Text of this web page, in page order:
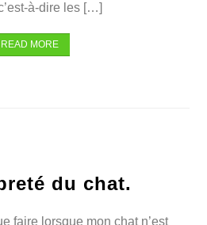
à-dire les […]
READ MORE
du chat.
faire lorsque mon chat n’est